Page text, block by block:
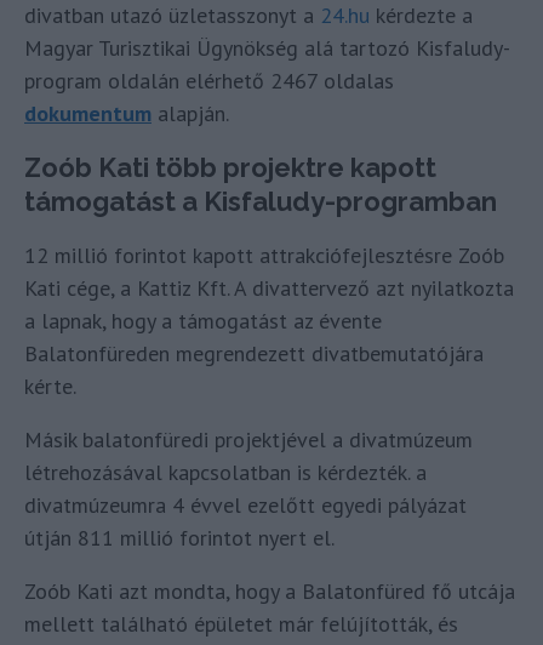
divatban utazó üzletasszonyt a 24.hu kérdezte a
Magyar Turisztikai Ügynökség alá tartozó Kisfaludy-
program oldalán elérhető 2467 oldalas
dokumentum alapján.
Zoób Kati több projektre kapott
támogatást a Kisfaludy-programban
12 millió forintot kapott attrakciófejlesztésre Zoób
Kati cége, a Kattiz Kft. A divattervező azt nyilatkozta
a lapnak, hogy a támogatást az évente
Balatonfüreden megrendezett divatbemutatójára
kérte.
Másik balatonfüredi projektjével a divatmúzeum
létrehozásával kapcsolatban is kérdezték. a
divatmúzeumra 4 évvel ezelőtt egyedi pályázat
útján 811 millió forintot nyert el.
Zoób Kati azt mondta, hogy a Balatonfüred fő utcája
mellett található épületet már felújították, és